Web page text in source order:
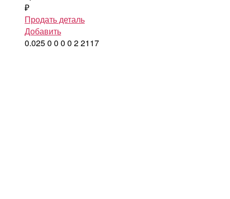
₽
Продать деталь
Добавить
0.0250 0 0 0 22117